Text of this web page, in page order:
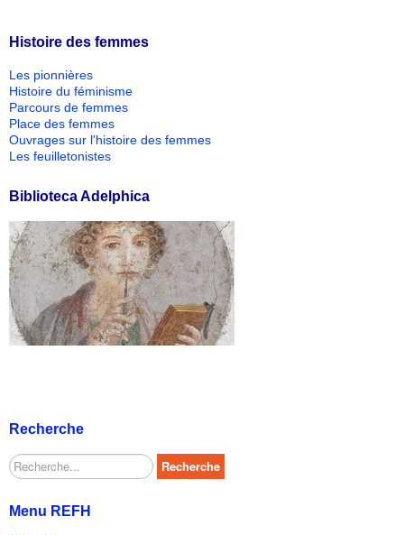
Histoire des femmes
Les pionnières
Histoire du féminisme
Parcours de femmes
Place des femmes
Ouvrages sur l'histoire des femmes
Les feuilletonistes
Biblioteca Adelphica
Recherche
Rechercher Recherche
Menu REFH